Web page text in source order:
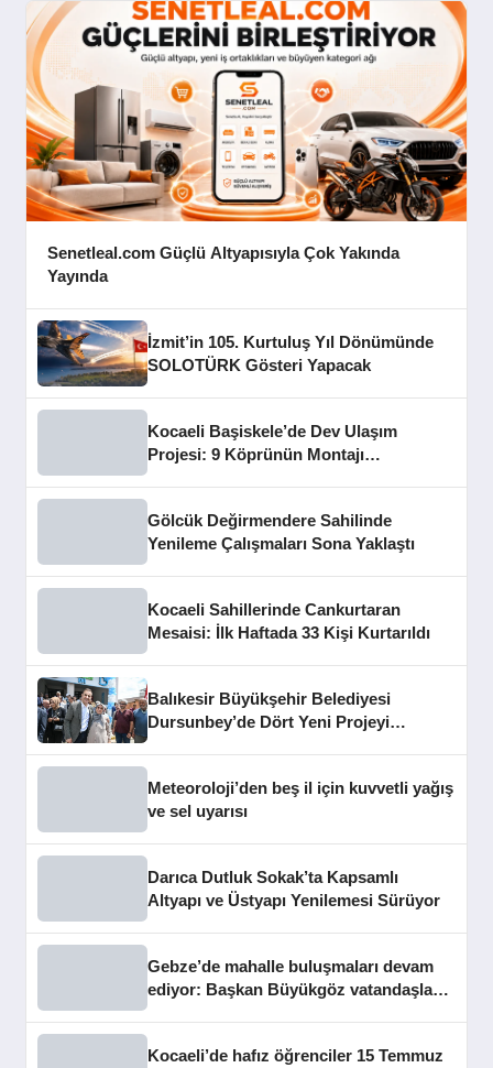
Senetleal.com Güçlü Altyapısıyla Çok Yakında
Yayında
İzmit’in 105. Kurtuluş Yıl Dönümünde
SOLOTÜRK Gösteri Yapacak
Kocaeli Başiskele’de Dev Ulaşım
Projesi: 9 Köprünün Montajı
Gölcük Değirmendere Sahilinde
Yenileme Çalışmaları Sona Yaklaştı
Kocaeli Sahillerinde Cankurtaran
Mesaisi: İlk Haftada 33 Kişi Kurtarıldı
Balıkesir Büyükşehir Belediyesi
Dursunbey’de Dört Yeni Projeyi
Meteoroloji’den beş il için kuvvetli yağış
ve sel uyarısı
Darıca Dutluk Sokak’ta Kapsamlı
Altyapı ve Üstyapı Yenilemesi Sürüyor
Gebze’de mahalle buluşmaları devam
ediyor: Başkan Büyükgöz vatandaşları
Kocaeli’de hafız öğrenciler 15 Temmuz